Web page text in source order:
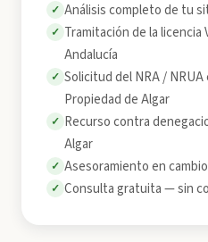
✓ Análisis completo de tu
✓ Tramitación de la licencia
Andalucía
✓ Solicitud del NRA /
Propiedad de Algar
✓ Recurso contra
Algar
✓ Asesoramiento en
✓ Consulta gratuita — sin